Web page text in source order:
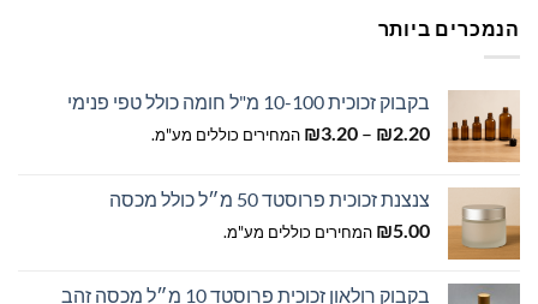
הנמכרים ביותר
בקבוק זכוכית 10-100 מ"ל חומה כולל טפי פנימי
₪2.20
–
₪3.20
טווח
עד
המחירים כוללים מע"מ.
צנצנת זכוכית פרוסטד 50 מ״ל כולל מכסה
₪5.00 המחירים כוללים מע"מ.
בקבוק רולאון זכוכית פרוסטד 10 מ״ל מכסה זהב